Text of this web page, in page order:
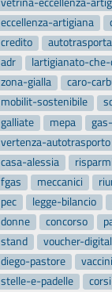
eccellenza-artigiana
credito
adr
lartigianato-
zona-gialla
caro-
mobilit-sostenibile
galliate
mepa
vertenza-autotrasporto
casa-alessia
fgas
meccanici
pec
legge-bilancio
donne
concorso
stand
voucher-
diego-pastore
vaccini
stelle-e-padelle